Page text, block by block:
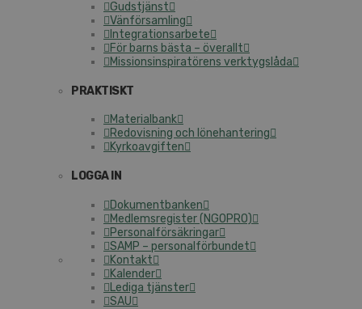
Gudstjänst
Vänförsamling
Integrationsarbete
För barns bästa – överallt
Missionsinspiratörens verktygslåda
PRAKTISKT
Materialbank
Redovisning och lönehantering
Kyrkoavgiften
LOGGA IN
Dokumentbanken
Medlemsregister (NGOPRO)
Personalförsäkringar
SAMP – personalförbundet
Kontakt
Kalender
Lediga tjänster
SAU